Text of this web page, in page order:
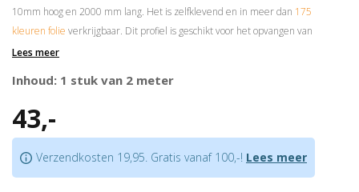
10mm hoog en 2000 mm lang. Het is zelfklevend en in meer dan 175
kleuren folie verkrijgbaar. Dit profiel is geschikt voor het opvangen van
hoogteverschillen van maximaal 8 mm.
Prijs is per 2 meter
Goed voor het opvangen van hoogteverschillen van max. 8 mm
Let op:
Tip:ben je nog op zoek naar de juiste kleur? Huur dan onzemonsterwaaier
Hiermee kun je thuis de beste kleur kiezen! Elke kleur op de waaier heeft
Lees meer
Inhoud: 1 stuk van 2 meter
43,-
Verzendkosten 19,95. Gratis vanaf 100,-! Lees meer